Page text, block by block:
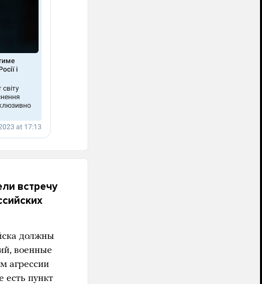
встречу
должны
военные
агрессии
пункт